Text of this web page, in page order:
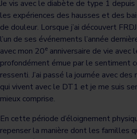
Je vis avec le diabète de type 1
les expériences des hausses et des
de douleur. Lorsque j’ai découvert
l’un de ses événements l’année
avec mon 20e anniversaire de vie avec
profondément émue par le sentiment
ressenti. J’ai passé la journée avec
qui vivent avec le DT1 et je me suis
mieux comprise.
En cette période d’éloignement
repenser la manière dont les familles